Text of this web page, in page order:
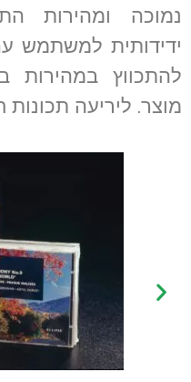
נמוכה ומהירות
ידידותית למשתמש
להתכווץ
מוצר. ליריעה תכונות